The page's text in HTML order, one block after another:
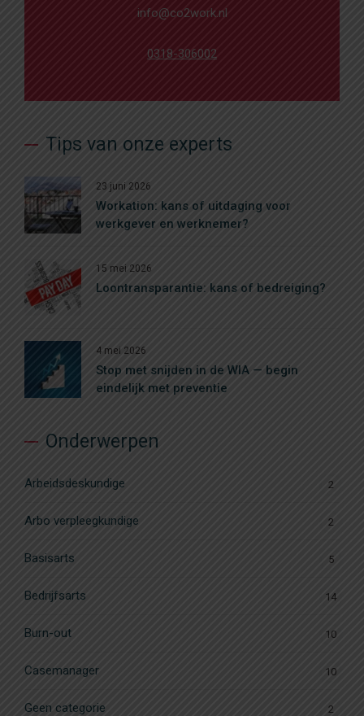
info@co2work.nl
0318-306002
Tips van onze experts
23 juni 2026
Workation: kans of uitdaging voor
werkgever en werknemer?
15 mei 2026
Loontransparantie: kans of bedreiging?
4 mei 2026
Stop met snijden in de WIA — begin
eindelijk met preventie
Onderwerpen
Arbeidsdeskundige 2
Arbo verpleegkundige 2
Basisarts 5
Bedrijfsarts 14
Burn-out 10
Casemanager 10
Geen categorie 2